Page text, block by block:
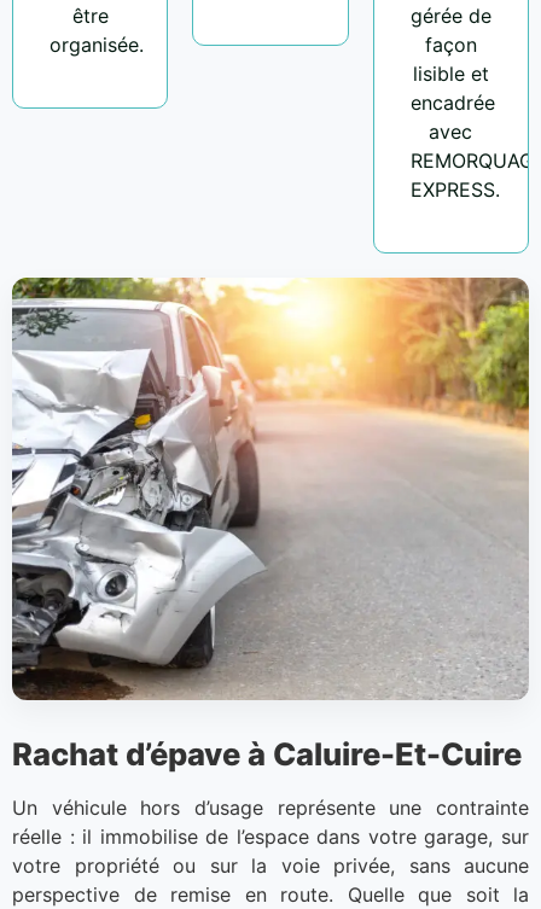
être
organisée.
gérée de
façon
lisible et
encadrée
avec
EXPRESS.
Rachat d’épave à Caluire-Et-Cuire
Un véhicule hors d’usage représente une contrainte
réelle : il immobilise de l’espace dans votre garage, sur
votre propriété ou sur la voie privée, sans aucune
perspective de remise en route. Quelle que soit la